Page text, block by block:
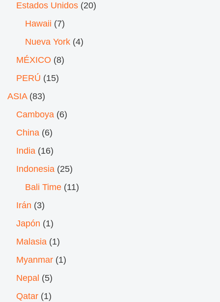
Estados Unidos (20)
Hawaii (7)
Nueva York (4)
MÉXICO (8)
PERÚ (15)
ASIA(83)
Camboya (6)
China (6)
India (16)
Indonesia (25)
Bali Time (11)
Irán (3)
Japón (1)
Malasia (1)
Myanmar (1)
Nepal (5)
Qatar (1)